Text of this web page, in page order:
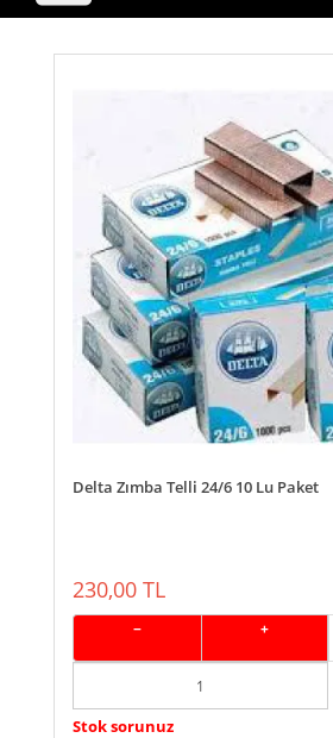
Delta Zımba Telli 24/6 10 Lu Paket
230,00 TL
− +
Stok sorunuz